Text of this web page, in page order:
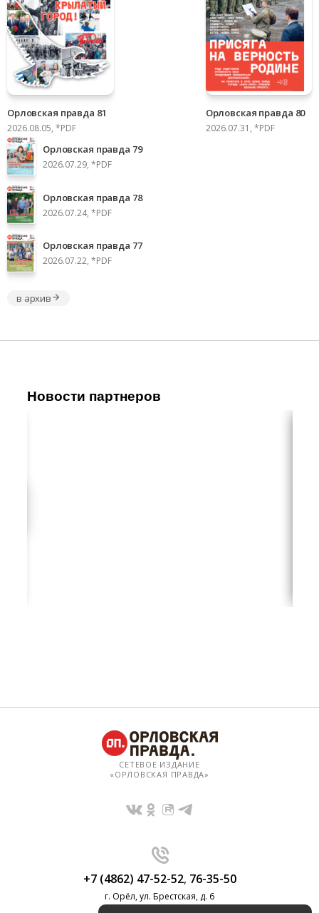
Орловская правда 81
2026.08.05, *PDF
Орловская правда 80
2026.07.31, *PDF
Орловская правда 79
2026.07.29, *PDF
Орловская правда 78
2026.07.24, *PDF
Орловская правда 77
2026.07.22, *PDF
в архив
Новости партнеров
СЕТЕВОЕ ИЗДАНИЕ
«ОРЛОВСКАЯ ПРАВДА»
+7 (4862) 47-52-52, 76-35-50
г. Орёл, ул. Брестская, д. 6